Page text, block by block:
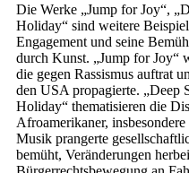
Die Werke „Jump for Joy“,
Holiday“ sind weitere
Engagement und seine
durch Kunst. „Jump for Joy“
die gegen Rassismus auftrat
den USA propagierte. „Deep
Holiday“ thematisieren die
Afroamerikaner,
Musik prangerte
bemüht, Veränderungen